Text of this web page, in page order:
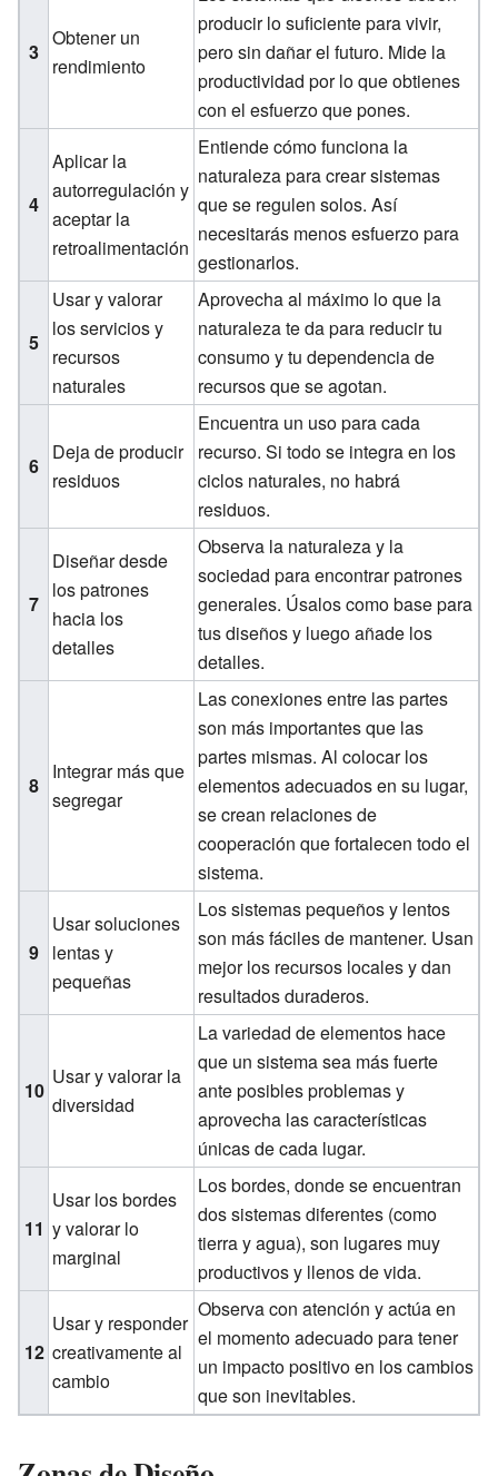
3
Obtener un
rendimiento
producir lo suficiente para vivir,
pero sin dañar el futuro. Mide la
productividad por lo que obtienes
con el esfuerzo que pones.
4
Aplicar la
autorregulación y
aceptar la
retroalimentación
Entiende cómo funciona la
naturaleza para crear sistemas
que se regulen solos. Así
necesitarás menos esfuerzo para
gestionarlos.
5
Usar y valorar
los servicios y
recursos
naturales
Aprovecha al máximo lo que la
naturaleza te da para reducir tu
consumo y tu dependencia de
recursos que se agotan.
6
Deja de producir
residuos
Encuentra un uso para cada
recurso. Si todo se integra en los
ciclos naturales, no habrá
residuos.
7
Diseñar desde
los patrones
hacia los
detalles
Observa la naturaleza y la
sociedad para encontrar patrones
generales. Úsalos como base para
tus diseños y luego añade los
detalles.
8
Integrar más que
segregar
Las conexiones entre las partes
son más importantes que las
partes mismas. Al colocar los
elementos adecuados en su lugar,
se crean relaciones de
cooperación que fortalecen todo el
sistema.
9
Usar soluciones
lentas y
pequeñas
Los sistemas pequeños y lentos
son más fáciles de mantener. Usan
mejor los recursos locales y dan
resultados duraderos.
10
Usar y valorar la
diversidad
La variedad de elementos hace
que un sistema sea más fuerte
ante posibles problemas y
aprovecha las características
únicas de cada lugar.
11
Usar los bordes
y valorar lo
marginal
Los bordes, donde se encuentran
dos sistemas diferentes (como
tierra y agua), son lugares muy
productivos y llenos de vida.
12
Usar y responder
creativamente al
cambio
Observa con atención y actúa en
el momento adecuado para tener
un impacto positivo en los cambios
que son inevitables.